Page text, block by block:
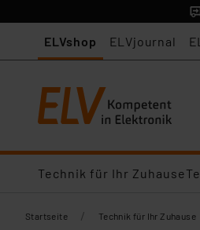
ELVshop ELVjournal
Technik für Ihr Zuhause
Startseite / Technik für Ihr Zuhause